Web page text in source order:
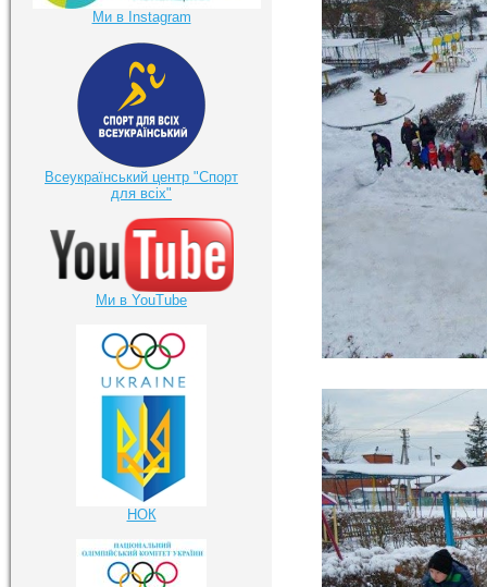
Ми в Instagram
Всеукраїнський центр "Спорт
для всіх"
Ми в YouTube
НОК